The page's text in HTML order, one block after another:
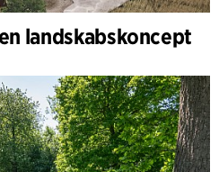
landskabskoncept